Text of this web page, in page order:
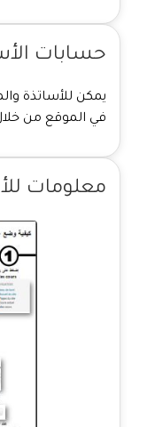
حسابات
يمكن للأساتذة
في الموقع من
معلومات